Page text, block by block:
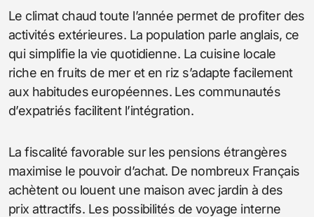
Le climat chaud toute l’année permet de profiter des
activités extérieures. La population parle anglais, ce
qui simplifie la vie quotidienne. La cuisine locale
riche en fruits de mer et en riz s’adapte facilement
aux habitudes européennes. Les communautés
d’expatriés facilitent l’intégration.
La fiscalité favorable sur les pensions étrangères
maximise le pouvoir d’achat. De nombreux Français
achètent ou louent une maison avec jardin à des
prix attractifs. Les possibilités de voyage interne